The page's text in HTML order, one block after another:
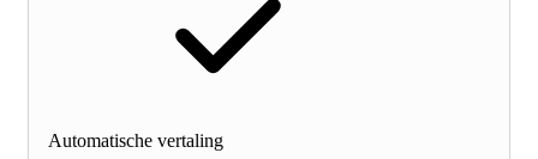
Automatische vertaling